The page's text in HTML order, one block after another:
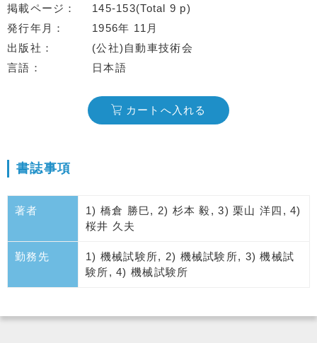
掲載ページ
145-153(Total 9 p)
発行年月
1956年 11月
出版社
(公社)自動車技術会
言語
日本語
カートへ入れる
書誌事項
著者
1) 橋倉 勝巳, 2) 杉本 毅, 3) 栗山 洋四, 4)
桜井 久夫
勤務先
1) 機械試験所, 2) 機械試験所, 3) 機械試
験所, 4) 機械試験所